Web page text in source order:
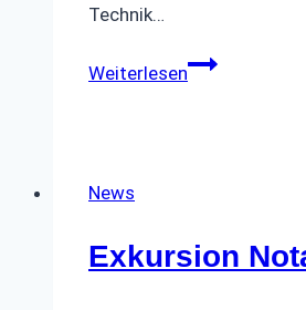
Technik…
WeiterlesenRückblick
News
Exkursion